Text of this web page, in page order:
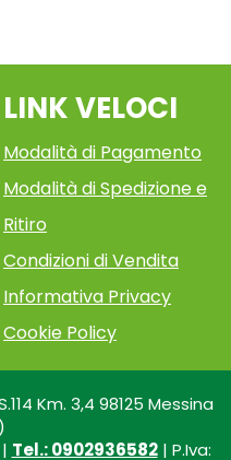
LINK VELOCI
Modalità di Pagamento
Modalità di Spedizione e
Ritiro
Condizioni di Vendita
Informativa Privacy
Cookie Policy
Km. 3,4 98125 Messina
| Tel.: 0902936582| P.Iva: